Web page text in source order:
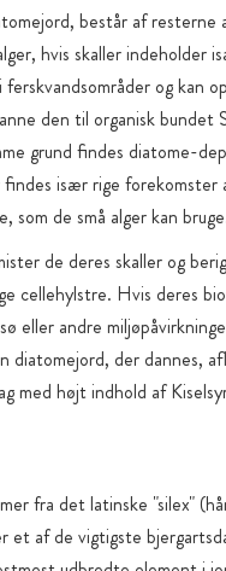
består af resterne
hvis skaller indeholder
og kan
den til organisk bundet
grund findes diatome-
især rige forekomster
som de små alger kan
de deres skaller og
cellehylstre. Hvis deres
eller andre
diatomejord, der dannes,
med højt indhold af
fra det latinske "silex"
et af de vigtigste